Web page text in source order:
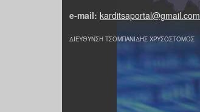
e-mail: karditsaportal@gmail.com
ΔΙΕΥΘΥΝΣΗ ΤΣΟΜΠΑΝΙΔΗΣ ΧΡΥΣΟΣΤΟΜΟΣ